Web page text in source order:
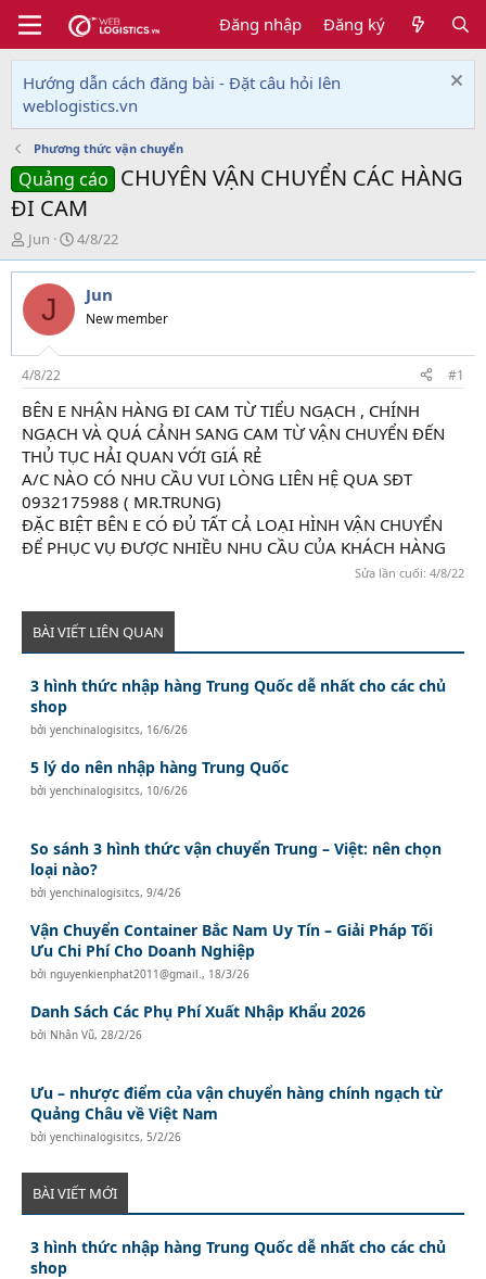
Đăng nhập Đăng ký
Hướng dẫn cách đăng bài - Đặt câu hỏi lên
weblogistics.vn
Phương thức vận chuyển
Quảng cáo CHUYÊN VẬN CHUYỂN CÁC HÀNG
ĐI CAM
T
h
r
e
d
s
t
a
r
t
e
r
Jun
N
g
à
i
4/8/22
J Jun
New member
4/8/22 #1
BÊN E NHẬN HÀNG ĐI CAM TỪ TIỂU NGẠCH , CHÍNH
NGẠCH VÀ QUÁ CẢNH SANG CAM TỪ VẬN CHUYỂN ĐẾN
THỦ TỤC HẢI QUAN VỚI GIÁ RẺ
A/C NÀO CÓ NHU CẦU VUI LÒNG LIÊN HỆ QUA SĐT
0932175988 ( MR.TRUNG)
ĐẶC BIỆT BÊN E CÓ ĐỦ TẤT CẢ LOẠI HÌNH VẬN CHUYỂN
ĐỂ PHỤC VỤ ĐƯỢC NHIỀU NHU CẦU CỦA KHÁCH HÀNG
Sửa lần cuối: 4/8/22
BÀI VIẾT LIÊN QUAN
3 hình thức nhập hàng Trung Quốc dễ nhất cho các chủ
shop
bởiyenchinalogisitcs, 16/6/26
5 lý do nên nhập hàng Trung Quốc
bởiyenchinalogisitcs, 10/6/26
So sánh 3 hình thức vận chuyển Trung – Việt: nên chọn
loại nào?
bởiyenchinalogisitcs,9/4/26
Vận Chuyển Container Bắc Nam Uy Tín – Giải Pháp Tối
Ưu Chi Phí Cho Doanh Nghiệp
bởinguyenkienphat2011@gmail., 18/3/26
Danh Sách Các Phụ Phí Xuất Nhập Khẩu 2026
bởi Nhân Vũ,28/2/26
Ưu – nhược điểm của vận chuyển hàng chính ngạch từ
Quảng Châu về Việt Nam
bởiyenchinalogisitcs,5/2/26
BÀI VIẾT MỚI
3 hình thức nhập hàng Trung Quốc dễ nhất cho các chủ
shop